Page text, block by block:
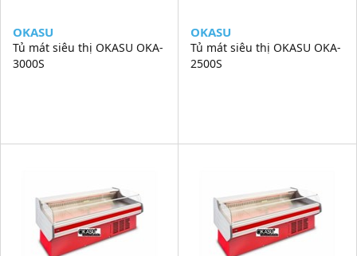
OKASU
Tủ mát siêu thị OKASU OKA-
3000S
OKASU
Tủ mát siêu thị OKASU OKA-
2500S